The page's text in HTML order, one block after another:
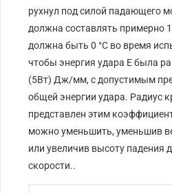
рухнул под силой падающего
должна составлять примерно
должна быть 0 °C во время
чтобы энергия удара E была
(5Вт) Дж/мм, с допустимым
общей энергии удара. Радиус
представлен этим
можно уменьшить, уменьшив
или увеличив высоту падения
скорости..